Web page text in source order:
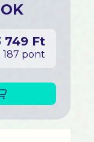
749 Ft
187 pont